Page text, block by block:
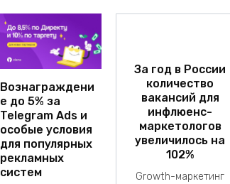
Вознаграждени
е до 5% за
Telegram Ads и
особые условия
для популярных
рекламных
систем
За год в России
количество
вакансий для
инфлюенс-
маркетологов
увеличилось на
102%
Growth-маркетинг